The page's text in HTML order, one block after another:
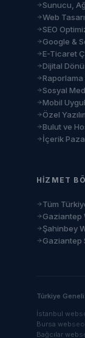
Sunucu,
Web
SEO
Google &
E-Ticaret
Dijital
Sosyal
Mobil
Özel
Bulut ve
İçerik
HIZMET
Tüm
Gaziantep
Şahinbey
Gaziantep
Türkiye
İstanbul web
Bursa webseo
Bağcılar web